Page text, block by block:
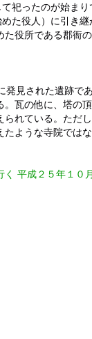
祀ったのが始ま
た役人）に引き継
役所である郡衙
見された遺跡で
瓦の他に、塔の
れている。ただ
ような寺院では
平成２５年１０